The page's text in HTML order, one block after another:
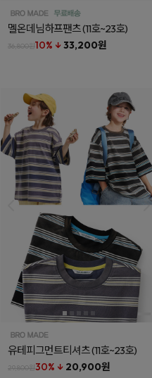
멜온데님하프팬츠(11호~23호)
36,800원10% ↓ 33,200원
유테피그먼트티셔츠(11호~23호)
29,800원30% ↓ 20,900원